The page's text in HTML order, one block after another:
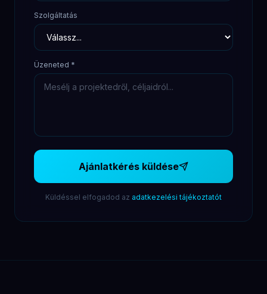
Szolgáltatás
Üzeneted *
Ajánlatkérés küldése
Küldéssel elfogadod az adatkezelési tájékoztatót